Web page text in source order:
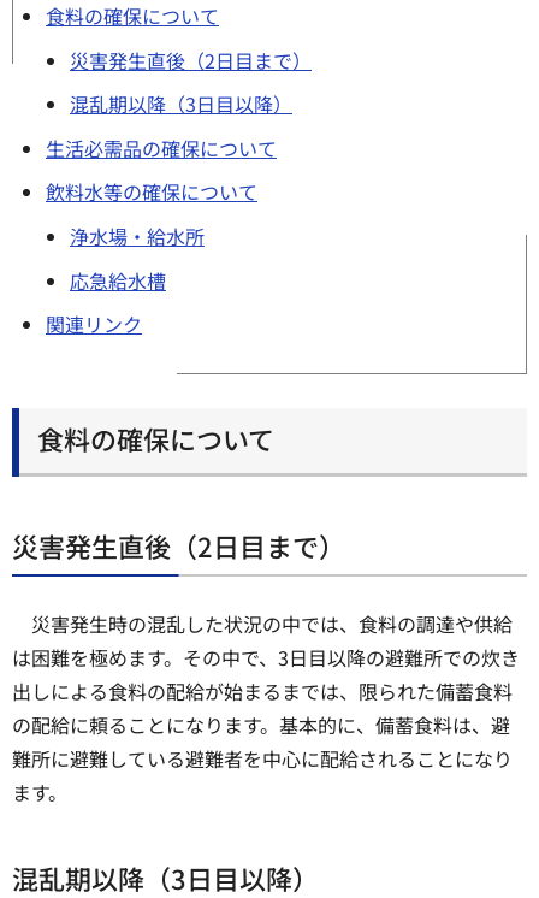
食料の確保について
災害発生直後（2日目まで）
混乱期以降（3日目以降）
生活必需品の確保について
飲料水等の確保について
浄水場・給水所
応急給水槽
関連リンク
食料の確保について
災害発生直後（2日目まで）
災害発生時の混乱した状況の中では、食料の調達や供給
は困難を極めます。その中で、3日目以降の避難所での炊き
出しによる食料の配給が始まるまでは、限られた備蓄食料
の配給に頼ることになります。基本的に、備蓄食料は、避
難所に避難している避難者を中心に配給されることになり
ます。
混乱期以降（3日目以降）